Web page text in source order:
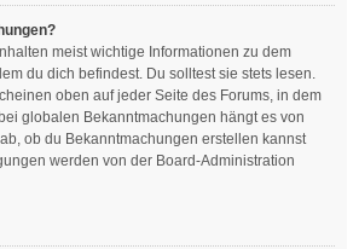
meist wichtige Informationen zu dem
du dich befindest. Du solltest sie stets lesen.
oben auf jeder Seite des Forums, in dem
globalen Bekanntmachungen hängt es von
ob du Bekanntmachungen erstellen kannst
werden von der Board-Administration